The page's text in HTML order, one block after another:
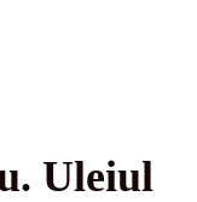
Uleiul